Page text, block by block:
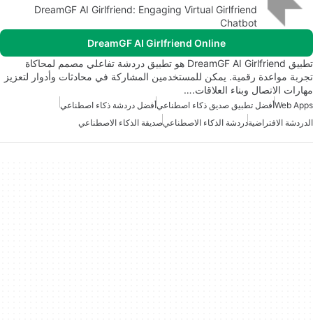
DreamGF AI Girlfriend: Engaging Virtual Girlfriend
Chatbot
DreamGF AI Girlfriend Online
تطبيق DreamGF AI Girlfriend هو تطبيق دردشة تفاعلي مصمم لمحاكاة
تجربة مواعدة رقمية. يمكن للمستخدمين المشاركة في محادثات وأدوار لتعزيز
مهارات الاتصال وبناء العلاقات.…
Web Appsأفضل تطبيق صديق ذكاء اصطناعيأفضل دردشة ذكاء اصطناعي
الدردشة الافتراضيةدردشة الذكاء الاصطناعيصديقة الذكاء الاصطناعي